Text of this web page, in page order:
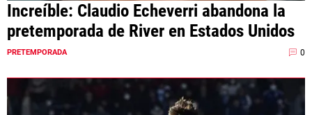
Increíble: Claudio Echeverri abandona la
pretemporada de River en Estados Unidos
PRETEMPORADA 0